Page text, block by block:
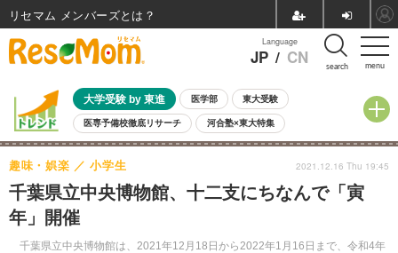
menu
Language
JP / CN search
大学受験 by 東進 医学部 東大受験
医専予備校徹底リサーチ 河合塾×東大特集
親子で考える大学選び 高校受験 中学受験 小学校受験
共通テスト 夏休み
8月開催イベント・WS 全国公立高校 過去問 人気記事
自由研究教材（小学生向け）
千葉県立中央博物館、十二支にちなんで「寅
年」開催
千葉県立中央博物館は、2021年12月18日から2022年1月16日まで、令和4年
趣味・娯楽 小学生 2021.12.16 Thu 19:45
リセマム メンバーズ